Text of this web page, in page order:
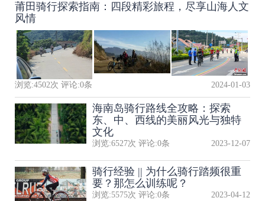
莆田骑行探索指南：四段精彩旅程，尽享山海人文
风情
浏览:4502次 评论:0条 2024-01-03
海南岛骑行路线全攻略：探索
东、中、西线的美丽风光与独特
文化
浏览:6527次 评论:0条 2023-12-07
骑行经验 || 为什么骑行踏频很重
要？那怎么训练呢？
浏览:5575次 评论:0条 2023-04-12